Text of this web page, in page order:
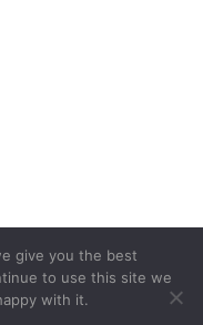
give you the best
to use this site we
with it.